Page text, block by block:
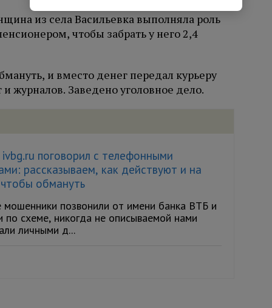
из села Васильевка выполняла роль
чтобы забрать у него 2,4
и вместо денег передал курьеру
журналов. Заведено уголовное дело.
поговорил с телефонными
рассказываем, как действуют и на
обмануть
мошенники позвонили от имени банка ВТБ и
по схеме, никогда не описываемой нами
личными д...